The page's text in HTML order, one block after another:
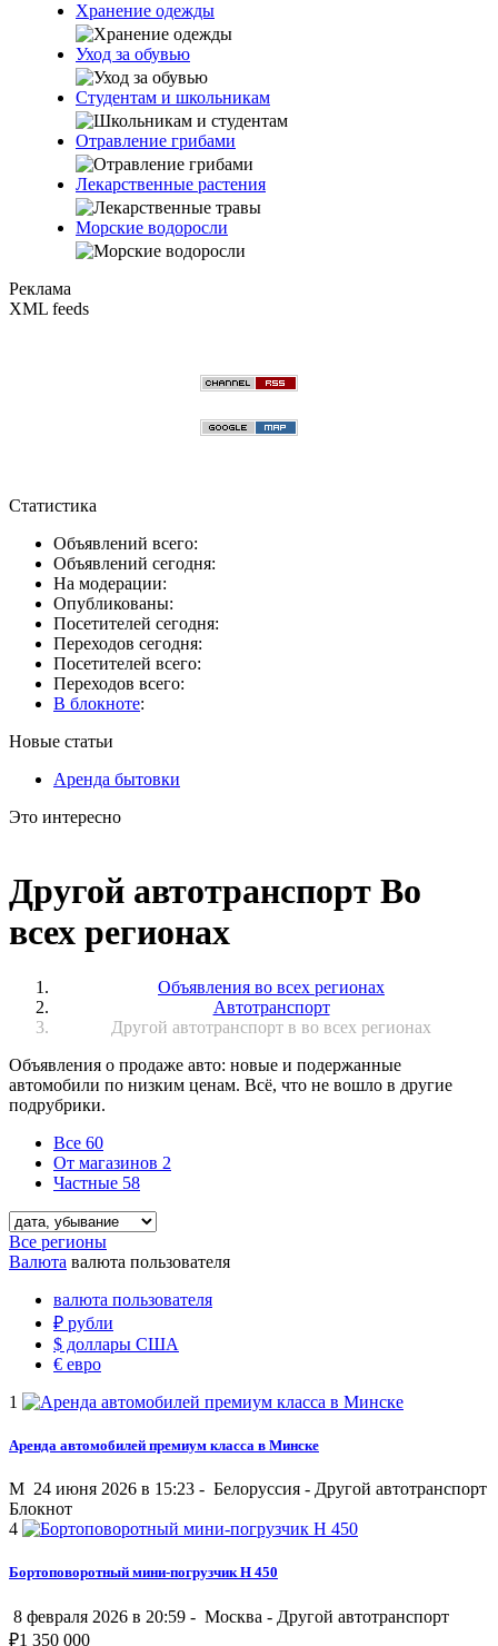
Хранение одежды
Уход за обувью
Студентам и школьникам
Отравление грибами
Лекарственные растения
Морские водоросли
Реклама
XML feeds
Статистика
Объявлений всего:
Объявлений сегодня:
На модерации:
Опубликованы:
Посетителей сегодня:
Переходов сегодня:
Посетителей всего:
Переходов всего:
В блокноте:
Новые статьи
Аренда бытовки
Это интересно
Другой автотранспорт Во
всех регионах
Объявления во всех регионах
Автотранспорт
Другой автотранспорт в во всех регионах
Объявления о продаже авто: новые и подержанные
автомобили по низким ценам. Всё, что не вошло в другие
подрубрики.
Все 60
От магазинов 2
Частные 58
Все регионы
Валюта валюта пользователя
валюта пользователя
₽ рубли
$ доллары США
€ евро
1
Аренда автомобилей премиум класса в Минске
M 24 июня 2026 в 15:23 - Белоруссия - Другой автотранспорт
Блокнот
4
Бортоповоротный мини-погрузчик H 450
8 февраля 2026 в 20:59 - Москва - Другой автотранспорт
₽1 350 000